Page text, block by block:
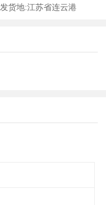
发货地:江苏省连云港